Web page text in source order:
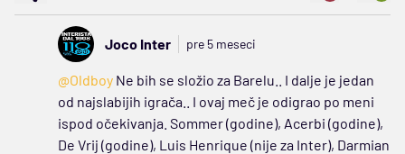
Joco Inter pre 5 meseci
@Oldboy Ne bih se složio za Barelu.. I dalje je jedan
od najslabijih igrača.. I ovaj meč je odigrao po meni
ispod očekivanja. Sommer (godine), Acerbi (godine),
De Vrij (godine), Luis Henrique (nije za Inter), Darmian